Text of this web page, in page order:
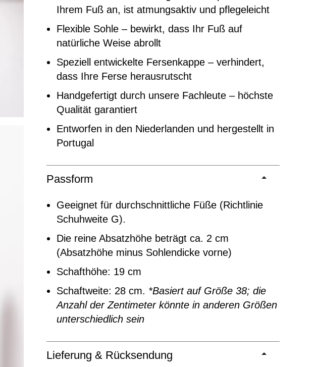
Ihrem Fuß an, ist atmungsaktiv und pflegeleicht
Flexible Sohle – bewirkt, dass Ihr Fuß auf
natürliche Weise abrollt
Speziell entwickelte Fersenkappe – verhindert,
dass Ihre Ferse herausrutscht
Handgefertigt durch unsere Fachleute – höchste
Qualität garantiert
Entworfen in den Niederlanden und hergestellt in
Portugal
Passform
Geeignet für durchschnittliche Füße (Richtlinie
Schuhweite G).
Die reine Absatzhöhe beträgt ca. 2 cm
(Absatzhöhe minus Sohlendicke vorne)
Schafthöhe: 19 cm
Schaftweite: 28 cm. *Basiert auf Größe 38; die
Anzahl der Zentimeter könnte in anderen Größen
unterschiedlich sein
Lieferung & Rücksendung